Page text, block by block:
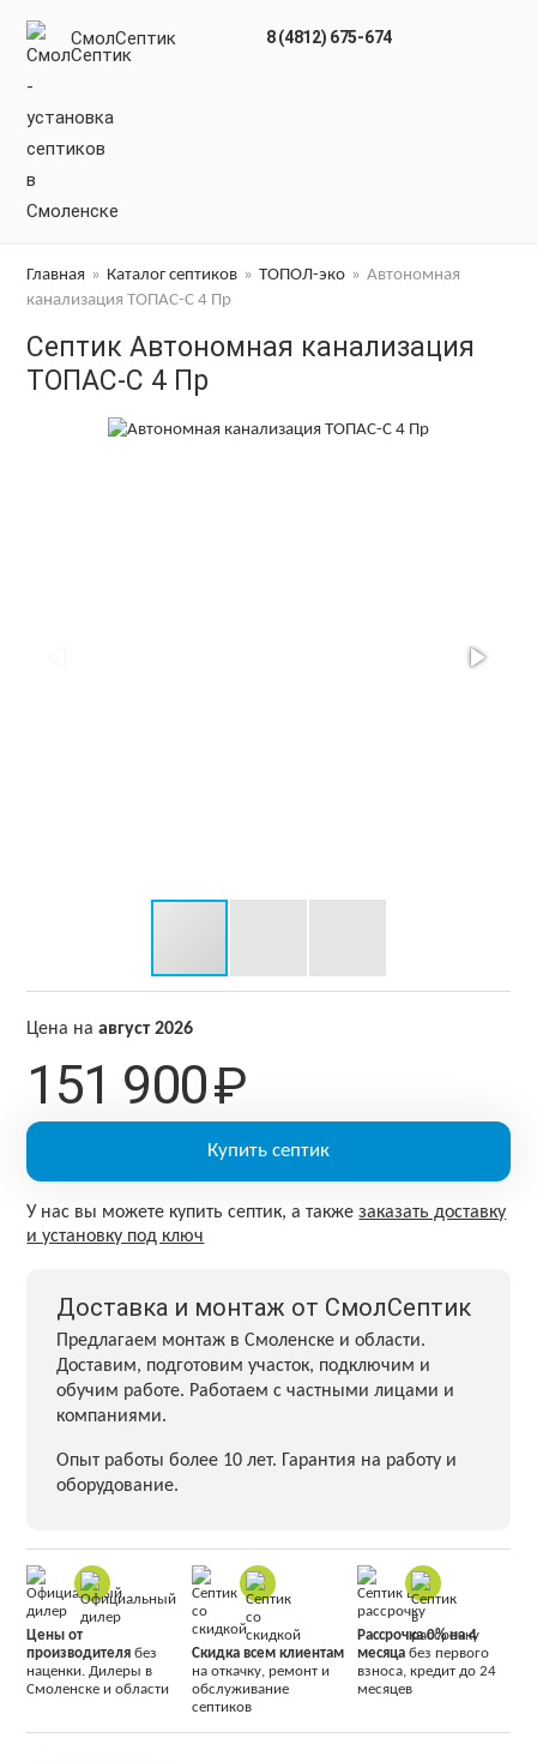
СмолСептик 8 (4812) 675-674
Главная » Каталог септиков » ТОПОЛ-эко » Автономная
канализация ТОПАС-С 4 Пр
Септик Автономная канализация
ТОПАС-С 4 Пр
Цена наавгуст 2026
151 900₽
Купить септик
У нас вы можете купить септик, а такжезаказать доставку
и установку под ключ
Доставка и монтаж от СмолСептик
Предлагаем монтаж в Смоленске и области.
Доставим, подготовим участок, подключим и
обучим работе. Работаем с частными лицами и
компаниями.
Опыт работы более 10 лет. Гарантия на работу и
оборудование.
Цены от
производителя без
наценки. Дилеры в
Смоленске и области
Скидка всем клиентам
на откачку, ремонт и
обслуживание
септиков
Рассрочка 0% на 4
месяцабез первого
взноса, кредит до 24
месяцев